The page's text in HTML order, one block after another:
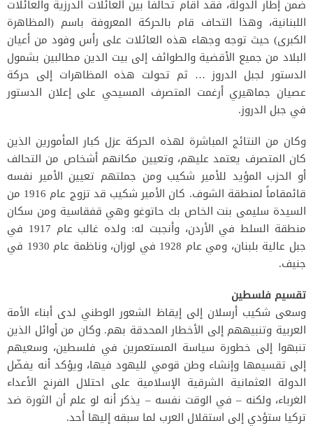
ضمن إطار الدولة، فقد أقام تحالفاً بين العائلات الدرزية والعائلات
اللبنانية، وهذا التحاف قام بالحركة المعروفة باسم (المظاهرة
الكبرى) حيث توجه وجهاء هذه العائلات على رأس وفود من أعيان
البلاد من جميع الأقضية والطوائف إلى بيت الدين مطالبين بشمول
الدستور لجبل الدروز … ثم تحولت هذه المظاهرات إلى حركة
عصيان جماهيري أرغمت المتصرف المسيحي على إعلان الدستور
في جبل الدروز.
وكان من النتائج المباشرة لهذه الحركة عزل كبار المأمورين الذين
كان المتصرف يعتمد عليهم، وتعيين مكانهم أشخاص من التحالف
أو الحزب المؤيد للأمير شكيب ومن جملتهم تعيين الأمير نفسه
قائمقاماً لمنطقة الشوف. كان الأمير شكيب قد تزوج عام 1916 من
السيدة سليمى بنت الخاص بك حاتوغو وهي قفقاسية ومن سكان
منطقة السلط في الأردن، وأنجبت له: ولده غالب عام 1917 في
جبل عالية بلبنان، ومي عام 1928 في لوزان، وناظمة عام 1930 في
جنيف.
تقسيم فلسطين
وسعى شكيب أرسلان إلى إيقاظ الشعور الوطني لدى أبناء الأمة
العربية وتنبيههم إلى الأخطار المحدقة بهم. وكان من أوائل الذين
تنبهوا إلى خطورة سياسة المستعمرين في فلسطين، وسعيهم
إلى تقسيمها وإنشاء وطن قومي لليهود فيها، ويؤكد أنه يفضّل
الدولة العثمانية الشرقية الإسلامية على احتلال الفرنج الأعداء
الغرباء، ولكنه – في الوقت نفسه – يذكر أنه لو علم أن الثورة ضد
تركيا ستؤدي إلى استقلال العرب لما سبقه إليها أحد.